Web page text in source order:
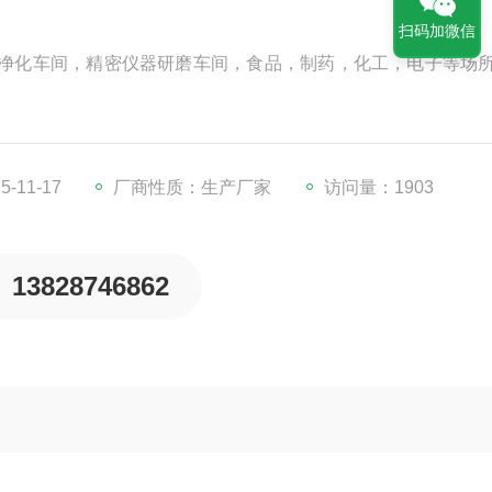
化车间，精密仪器研磨车间，食品，制药，化工，电子等场
11-17 厂商性质：生产厂家 访问量：1903
13828746862
扫码加微信